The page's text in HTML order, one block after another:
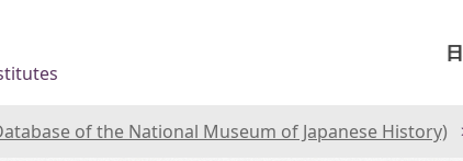
of the National Museum of Japanese History)